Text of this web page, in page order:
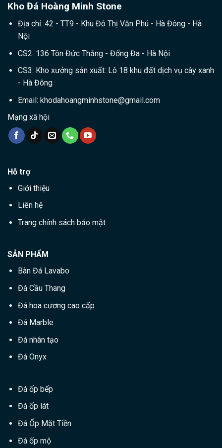
Kho Đá Hoàng Minh Stone
Địa chỉ: 42 - TT9 - Khu Đô Thị Văn Phú - Hà Đông - Hà
Nội
CS2: 136 Tôn Đức Thắng - Đống Đa - Hà Nội
CS3: Kho xưởng sản xuất: Lô 18 khu đất dịch vụ cây xanh
- Hà Đông
Email: khodahoangminhstone@gmail.com
Mạng xã hội
Hỗ trợ
Giới thiệu
Liên hệ
Trang chính sách bảo mật
SẢN PHẨM
Bàn Đá Lavabo
Đá Cầu Thang
Đá hoa cương cao cấp
Đá Marble
Đá nhân tạo
Đá Onyx
Đá ốp bếp
Đá ốp lát
Đá Ốp Mặt Tiền
Đá ốp mộ